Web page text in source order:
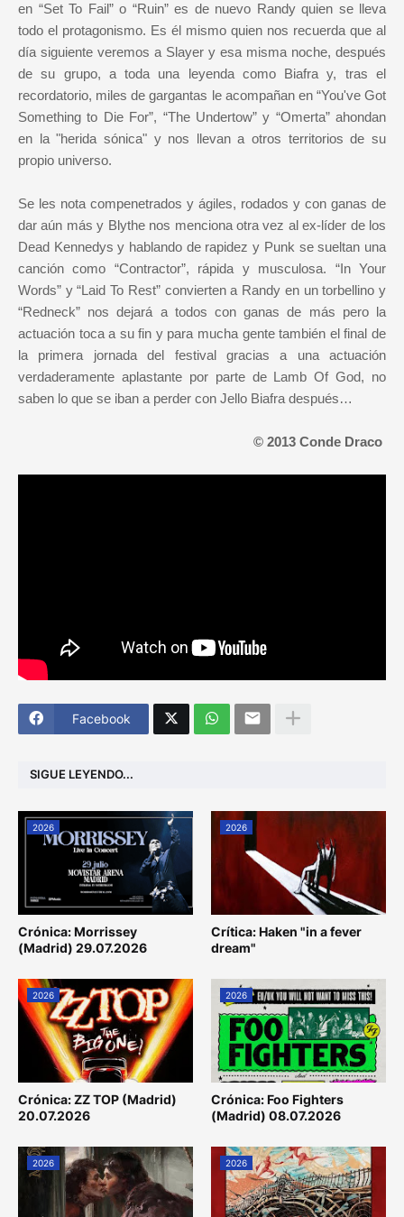
en “Set To Fail” o “Ruin” es de nuevo Randy quien se lleva
todo el protagonismo. Es él mismo quien nos recuerda que al
día siguiente veremos a Slayer y esa misma noche, después
de su grupo, a toda una leyenda como Biafra y, tras el
recordatorio, miles de gargantas le acompañan en “You've Got
Something to Die For”, “The Undertow” y “Omerta” ahondan
en la "herida sónica" y nos llevan a otros territorios de su
propio universo.
Se les nota compenetrados y ágiles, rodados y con ganas de
dar aún más y Blythe nos menciona otra vez al ex-líder de los
Dead Kennedys y hablando de rapidez y Punk se sueltan una
canción como “Contractor”, rápida y musculosa. “In Your
Words” y “Laid To Rest” convierten a Randy en un torbellino y
“Redneck” nos dejará a todos con ganas de más pero la
actuación toca a su fin y para mucha gente también el final de
la primera jornada del festival gracias a una actuación
verdaderamente aplastante por parte de Lamb Of God, no
saben lo que se iban a perder con Jello Biafra después…
© 2013 Conde Draco
Facebook
SIGUE LEYENDO...
2026
Crónica: Morrissey
(Madrid) 29.07.2026
2026
Crítica: Haken "in a fever
dream"
2026
Crónica: ZZ TOP (Madrid)
20.07.2026
2026
Crónica: Foo Fighters
(Madrid) 08.07.2026
2026 2026